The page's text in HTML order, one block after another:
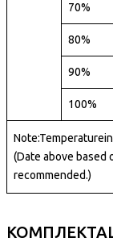
70%
80%
90%
100%
(Date above
recommended.)